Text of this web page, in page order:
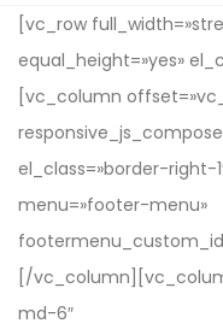
[vc_row
equal_height=»yes»
[vc_column
el_class=»border-
menu=»footer-menu»
[/
md-6″